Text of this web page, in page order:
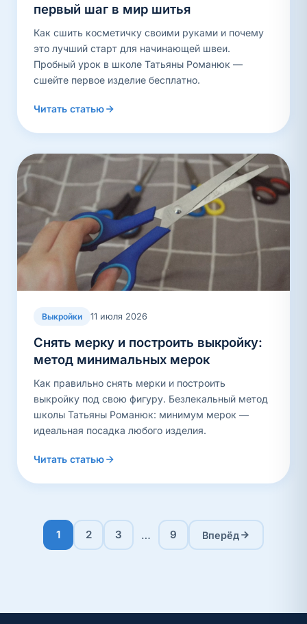
первый шаг в мир шитья
Как сшить косметичку своими руками и почему
это лучший старт для начинающей швеи.
Пробный урок в школе Татьяны Романюк —
сшейте первое изделие бесплатно.
Читать статью
Выкройки 11 июля 2026
Снять мерку и построить выкройку:
метод минимальных мерок
Как правильно снять мерки и построить
выкройку под свою фигуру. Безлекальный метод
школы Татьяны Романюк: минимум мерок —
идеальная посадка любого изделия.
Читать статью
1 2 3 … 9 Вперёд